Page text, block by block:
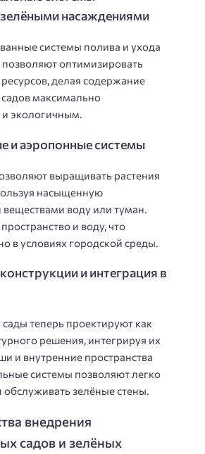
насаждениями
системы полива и ухода
позволяют оптимизировать
делая содержание
максимально
экологичным.
и аэропонные системы
выращивать растения
насыщенную
воду или туман.
и воду, что
в условиях городской среды.
и интеграция в
теперь проектируют как
решения, интегрируя их
и внутренние пространства
системы позволяют легко
обслуживать зелёные стены.
внедрения
садов и зелёных